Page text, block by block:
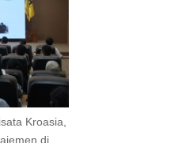
Kroasia,
di